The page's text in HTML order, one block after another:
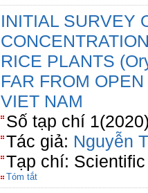
INITIAL SURVEY
RICE PLANTS
FAR FROM
VIET NAM
Số tạp chí
Tác giả: Nguyễn
Tạp chí:
Tóm tắt